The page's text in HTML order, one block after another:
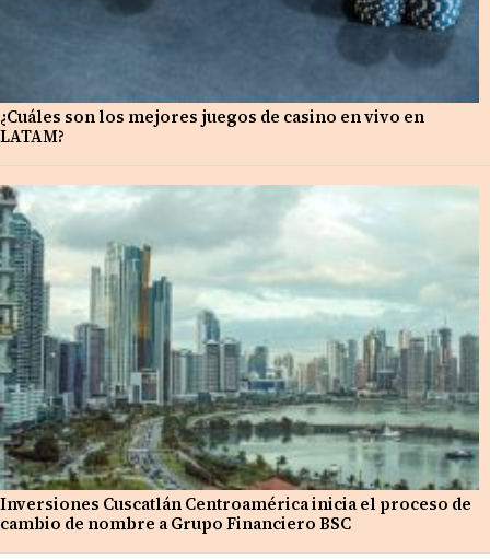
¿Cuáles son los mejores juegos de casino en vivo en
LATAM?
Inversiones Cuscatlán Centroamérica inicia el proceso de
cambio de nombre a Grupo Financiero BSC